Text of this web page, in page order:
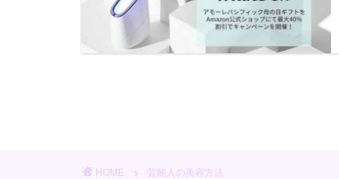
HOME 芸能人の美容方法